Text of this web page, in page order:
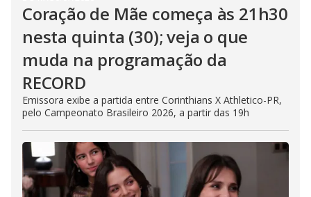
o
Coração de Mãe começa às 21h30
nesta quinta (30); veja o que
muda na programação da
RECORD
Emissora exibe a partida entre Corinthians X Athletico-PR,
pelo Campeonato Brasileiro 2026, a partir das 19h